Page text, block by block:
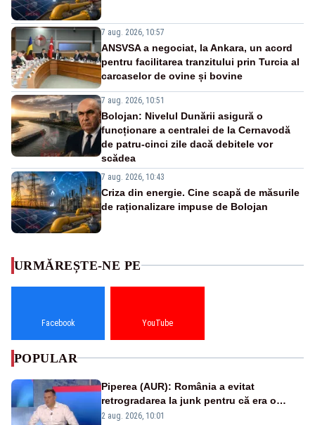
7 aug. 2026, 10:57
ANSVSA a negociat, la Ankara, un acord
pentru facilitarea tranzitului prin Turcia al
carcaselor de ovine și bovine
7 aug. 2026, 10:51
Bolojan: Nivelul Dunării asigură o
funcționare a centralei de la Cernavodă
de patru-cinci zile dacă debitele vor
scădea
7 aug. 2026, 10:43
Criza din energie. Cine scapă de măsurile
de raționalizare impuse de Bolojan
URMĂREȘTE-NE PE
Facebook YouTube
POPULAR
Piperea (AUR): România a evitat
retrogradarea la junk pentru că era o
catastrofă pentru bănci și fondurile de
2 aug. 2026, 10:01